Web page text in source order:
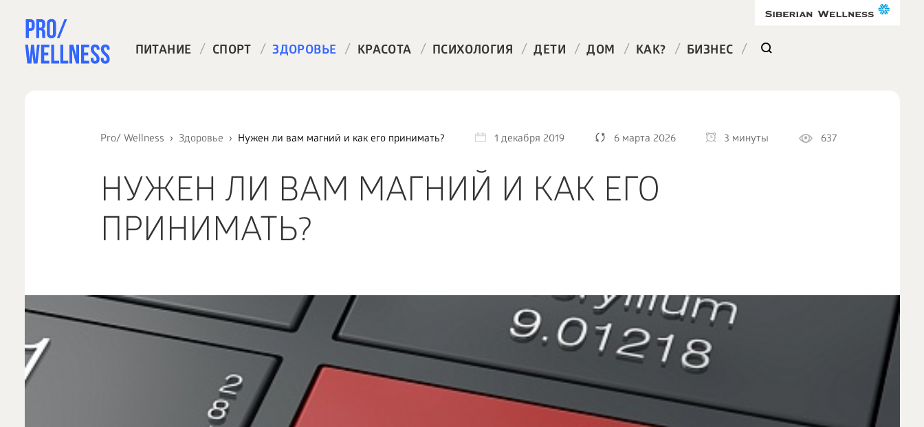
ПИТАНИЕ / СПОРТ / ЗДОРОВЬЕ / КРАСОТА / ПСИХОЛОГИЯ / ДЕТИ / ДОМ / КАК? / БИЗНЕС /
Pro/ Wellness Здоровье Нужен ли вам магний и как его принимать? 1 декабря 2019 6 марта 2026 3 минуты 637
НУЖЕН ЛИ ВАМ МАГНИЙ И КАК ЕГО
ПРИНИМАТЬ?